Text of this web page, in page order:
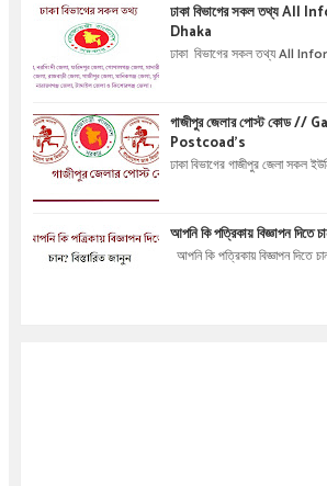
ঢাকা বিভাগের সকল তথ্য
Dhaka
ঢাকা বিভাগের সকল তথ্য All
গাজীপুর জেলার পোস্ট কোড // Gazipur Zilla
Postcoad's
ঢাকা বিভাগের গাজীপুর জেলা সকল
আপনি কি পত্রিকায় বিজ্ঞাপন দিতে
আপনি কি পত্রিকায় বিজ্ঞাপন দিতে